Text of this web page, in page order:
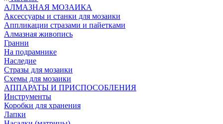
АЛМАЗНАЯ МОЗАИКА
Аксессуары и станки для мозаики
Аппликации стразами и пайетками
Алмазная живопись
Гранни
На подрамнике
Наследие
Стразы для мозаики
Схемы для мозаики
АППАРАТЫ И ПРИСПОСОБЛЕНИЯ
Инструменты
Коробки для хранения
Лапки